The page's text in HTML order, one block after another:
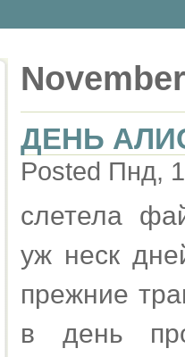
ДЕНЬ
Posted Пнд,
слетела
уж неск
прежние
в день